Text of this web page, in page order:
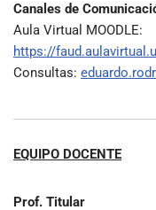
Canales de
Aula Virtual MOODLE:
https://
Consultas:
EQUIPO DOCENTE
Prof. Titular